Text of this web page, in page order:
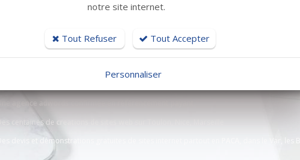
résumer, Bexter en quelques mots c'est :
agence adwords
centaines de
Des devis et démonstrations gratuites de sites internet partout en
notre site internet.
Tout Refuser Tout Accepter
Personnaliser